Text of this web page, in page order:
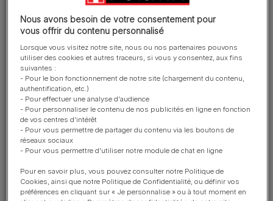
et être sûr que votre animal
reçoit tout ce dont il a besoin à
chaque repas, en quantités
appropriées.
Si vous cherchez à connaître la composition d’un
produit, vous la trouverez sur l’étiquetage. Les
ingrédients contenus dans l’aliment sont mentionnés
sur l’étiquette. Cependant, comme l’étiquetage suit les
règles de la réglementation européenne, la description
des ingrédients semble souvent très technique et n’est
Nous avons besoin de votre consentement pour
vous offrir du contenu personnalisé
Lorsque vous visitez notre site, nous ou nos partenaires pouvons
utiliser des cookies et autres traceurs, si vous y consentez, aux fins
suivantes :
- Pour le bon fonctionnement de notre site (chargement du contenu,
authentification, etc.)
- Pour effectuer une analyse d'audience
- Pour personnaliser le contenu de nos publicités en ligne en fonction
de vos centres d'intérêt
- Pour vous permettre de partager du contenu via les boutons de
réseaux sociaux
- Pour vous permettre d'utiliser notre module de chat en ligne
Pour en savoir plus, vous pouvez consulter notre Politique de
Cookies, ainsi que notre Politique de Confidentialité, ou définir vos
préférences en cliquant sur « Je personnalise » ou à tout moment en